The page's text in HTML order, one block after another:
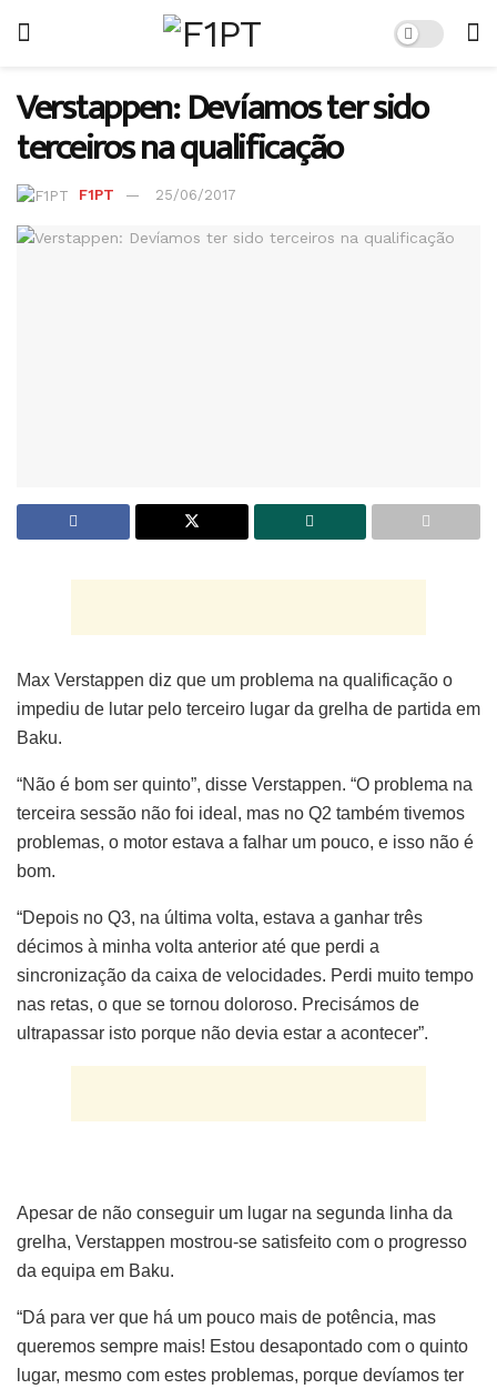
Verstappen: Devíamos ter sido
terceiros na qualificação
F1PT 25/06/2017
Max Verstappen diz que um problema na qualificação o
impediu de lutar pelo terceiro lugar da grelha de partida em
Baku.
“Não é bom ser quinto”, disse Verstappen. “O problema na
terceira sessão não foi ideal, mas no Q2 também tivemos
problemas, o motor estava a falhar um pouco, e isso não é
bom.
“Depois no Q3, na última volta, estava a ganhar três
décimos à minha volta anterior até que perdi a
sincronização da caixa de velocidades. Perdi muito tempo
nas retas, o que se tornou doloroso. Precisámos de
ultrapassar isto porque não devia estar a acontecer”.
Apesar de não conseguir um lugar na segunda linha da
grelha, Verstappen mostrou-se satisfeito com o progresso
da equipa em Baku.
“Dá para ver que há um pouco mais de potência, mas
queremos sempre mais! Estou desapontado com o quinto
lugar, mesmo com estes problemas, porque devíamos ter